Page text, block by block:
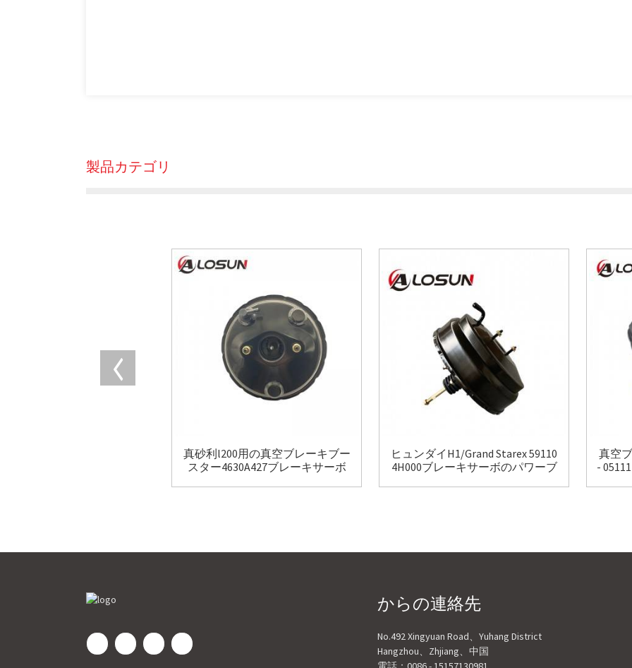
製品カテゴリ
真砂利l200用の真空ブレーキブー
スター4630A427ブレーキサーボ
ヒュンダイH1/Grand Starex 59110
4H000ブレーキサーボのパワーブ
真空
-
からの連絡先
No.492 Xingyuan Road、Yuhang District
Hangzhou、Zhjiang、中国